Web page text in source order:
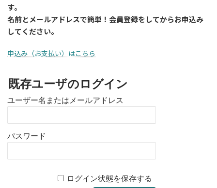
す。
名前とメールアドレスで簡単！会員登録をしてからお申込み
してください。
申込み（お支払い）はこちら
既存ユーザのログイン
ユーザー名またはメールアドレス
パスワード
ログイン状態を保存する